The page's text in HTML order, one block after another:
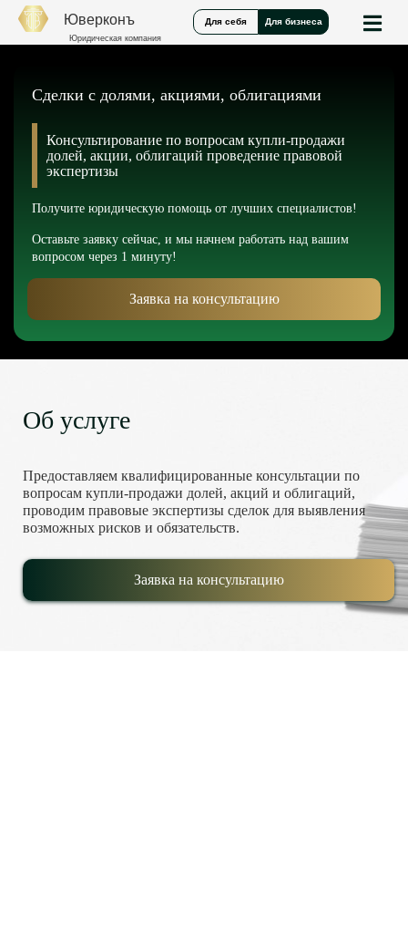
Юверконъ
Юридическая компания
Для себя Для бизнеса
Сделки с долями, акциями, облигациями
Консультирование по вопросам купли-продажи
долей, акции, облигаций проведение правовой
экспертизы
Получите юридическую помощь от лучших специалистов!
Оставьте заявку сейчас, и мы начнем работать над вашим
вопросом через 1 минуту!
Заявка на консультацию
Об услуге
Предоставляем квалифицированные консультации по
вопросам купли-продажи долей, акций и облигаций,
проводим правовые экспертизы сделок для выявления
возможных рисков и обязательств.
Заявка на консультацию